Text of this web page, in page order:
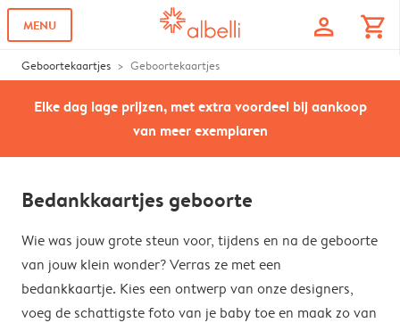
MENU profile shopping_cart
Geboortekaartjes Geboortekaartjes
Elke dag lage prijzen, met extra voordeel bij aankoop
van meer exemplaren
Bedankkaartjes geboorte
Wie was jouw grote steun voor, tijdens en na de geboorte
van jouw klein wonder? Verras ze met een
bedankkaartje. Kies een ontwerp van onze designers,
voeg de schattigste foto van je baby toe en maak zo van